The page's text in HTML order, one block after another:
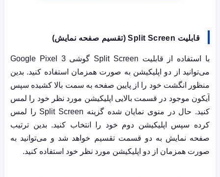
قابلیت Split Screen(تقسیم صفحه نمایش)
با استفاده از قابلیت Split Screen گوشیGoogle Pixel 3
می‌توانید از دو اپلیکیشن به صورت همزمان استفاده کنید. بدین
منظور انگشت خود را از پایین صفحه به سمت بالا کشیده سپس
آیکون موجود در قسمت بالایی اپلیکیشن مورد نظر خود را لمس
کنید. حال در منوی نمایان شده گزینه Split Screen را لمس
کرده سپس اپلیکیشن دوم خود را انتخاب کنید. بدین ترتیب
صفحه نمایش به دو قسمت تقسیم خواهد شد و می‌توانید به
صورت همزمان از دو اپلیکیشن مورد نظر خود استفاده کنید.